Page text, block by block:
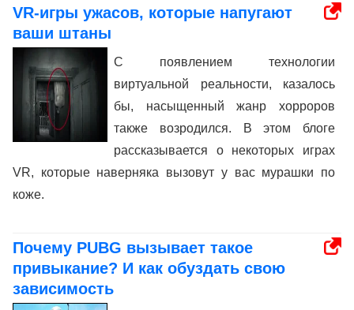
VR-игры ужасов, которые напугают
ваши штаны
С появлением технологии
виртуальной реальности, казалось
бы, насыщенный жанр хорроров
также возродился. В этом блоге
рассказывается о некоторых играх
VR, которые наверняка вызовут у вас мурашки по
коже.
Почему PUBG вызывает такое
привыкание? И как обуздать свою
зависимость